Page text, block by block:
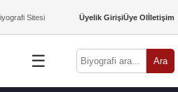
Sitesi Üyelik GirişiÜye Olİletişim
☰ Ara